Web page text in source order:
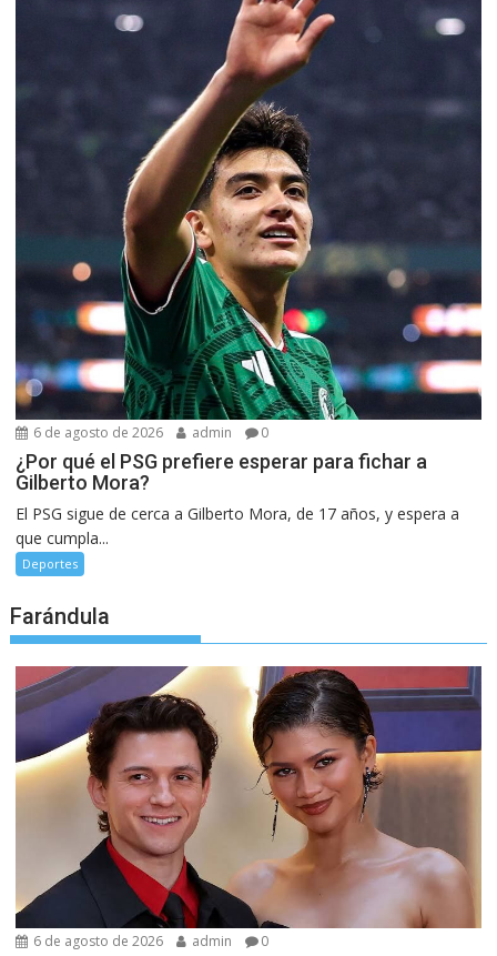
6 de agosto de 2026 admin 0
¿Por qué el PSG prefiere esperar para fichar a
Gilberto Mora?
El PSG sigue de cerca a Gilberto Mora, de 17 años, y espera a
que cumpla...
Deportes
Farándula
6 de agosto de 2026 admin 0